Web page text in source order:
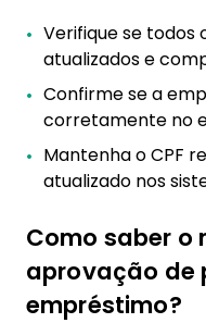
Verifique se todos
atualizados e
Confirme se a
corretamente no
Mantenha o CPF
atualizado nos
Como saber o
aprovação de
empréstimo?